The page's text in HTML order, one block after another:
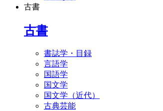
古書
古書
書誌学・目録
言語学
国語学
国文学
国文学（近代）
古典芸能